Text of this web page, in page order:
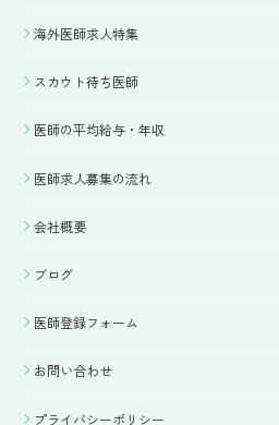
海外医師求人特集
スカウト待ち医師
医師の平均給与・年収
医師求人募集の流れ
会社概要
ブログ
医師登録フォーム
お問い合わせ
プライバシーポリシー